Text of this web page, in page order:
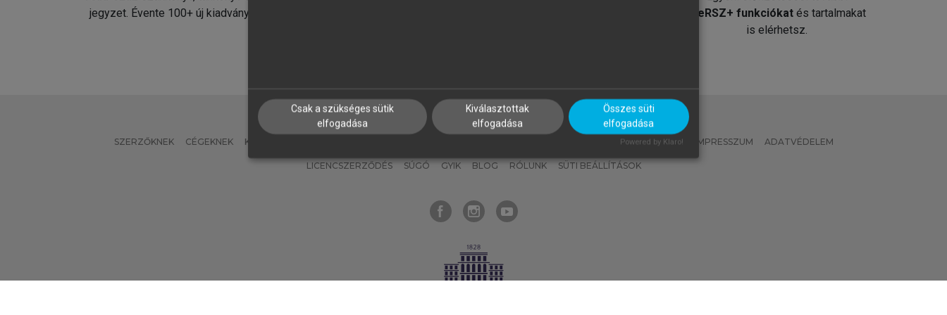
jegyzet. Évente 100+ új kiadvány.
MeRSZ+ funkciókat és tartalmakat
is elérhetsz.
SZERZŐKNEK CÉGEKNEK KÖNYVTÁROSOKNAK MI – ÁLTALÁNOS IRÁNYELVEK IMPRESSZUM ADATVÉDELEM
LICENCSZERZŐDÉS SÚGÓ GYIK BLOG RÓLUNK SÜTI BEÁLLÍTÁSOK
Csak a szükséges sütik
elfogadása
Kiválasztottak
elfogadása
Összes süti
elfogadása
Powered by Klaro!